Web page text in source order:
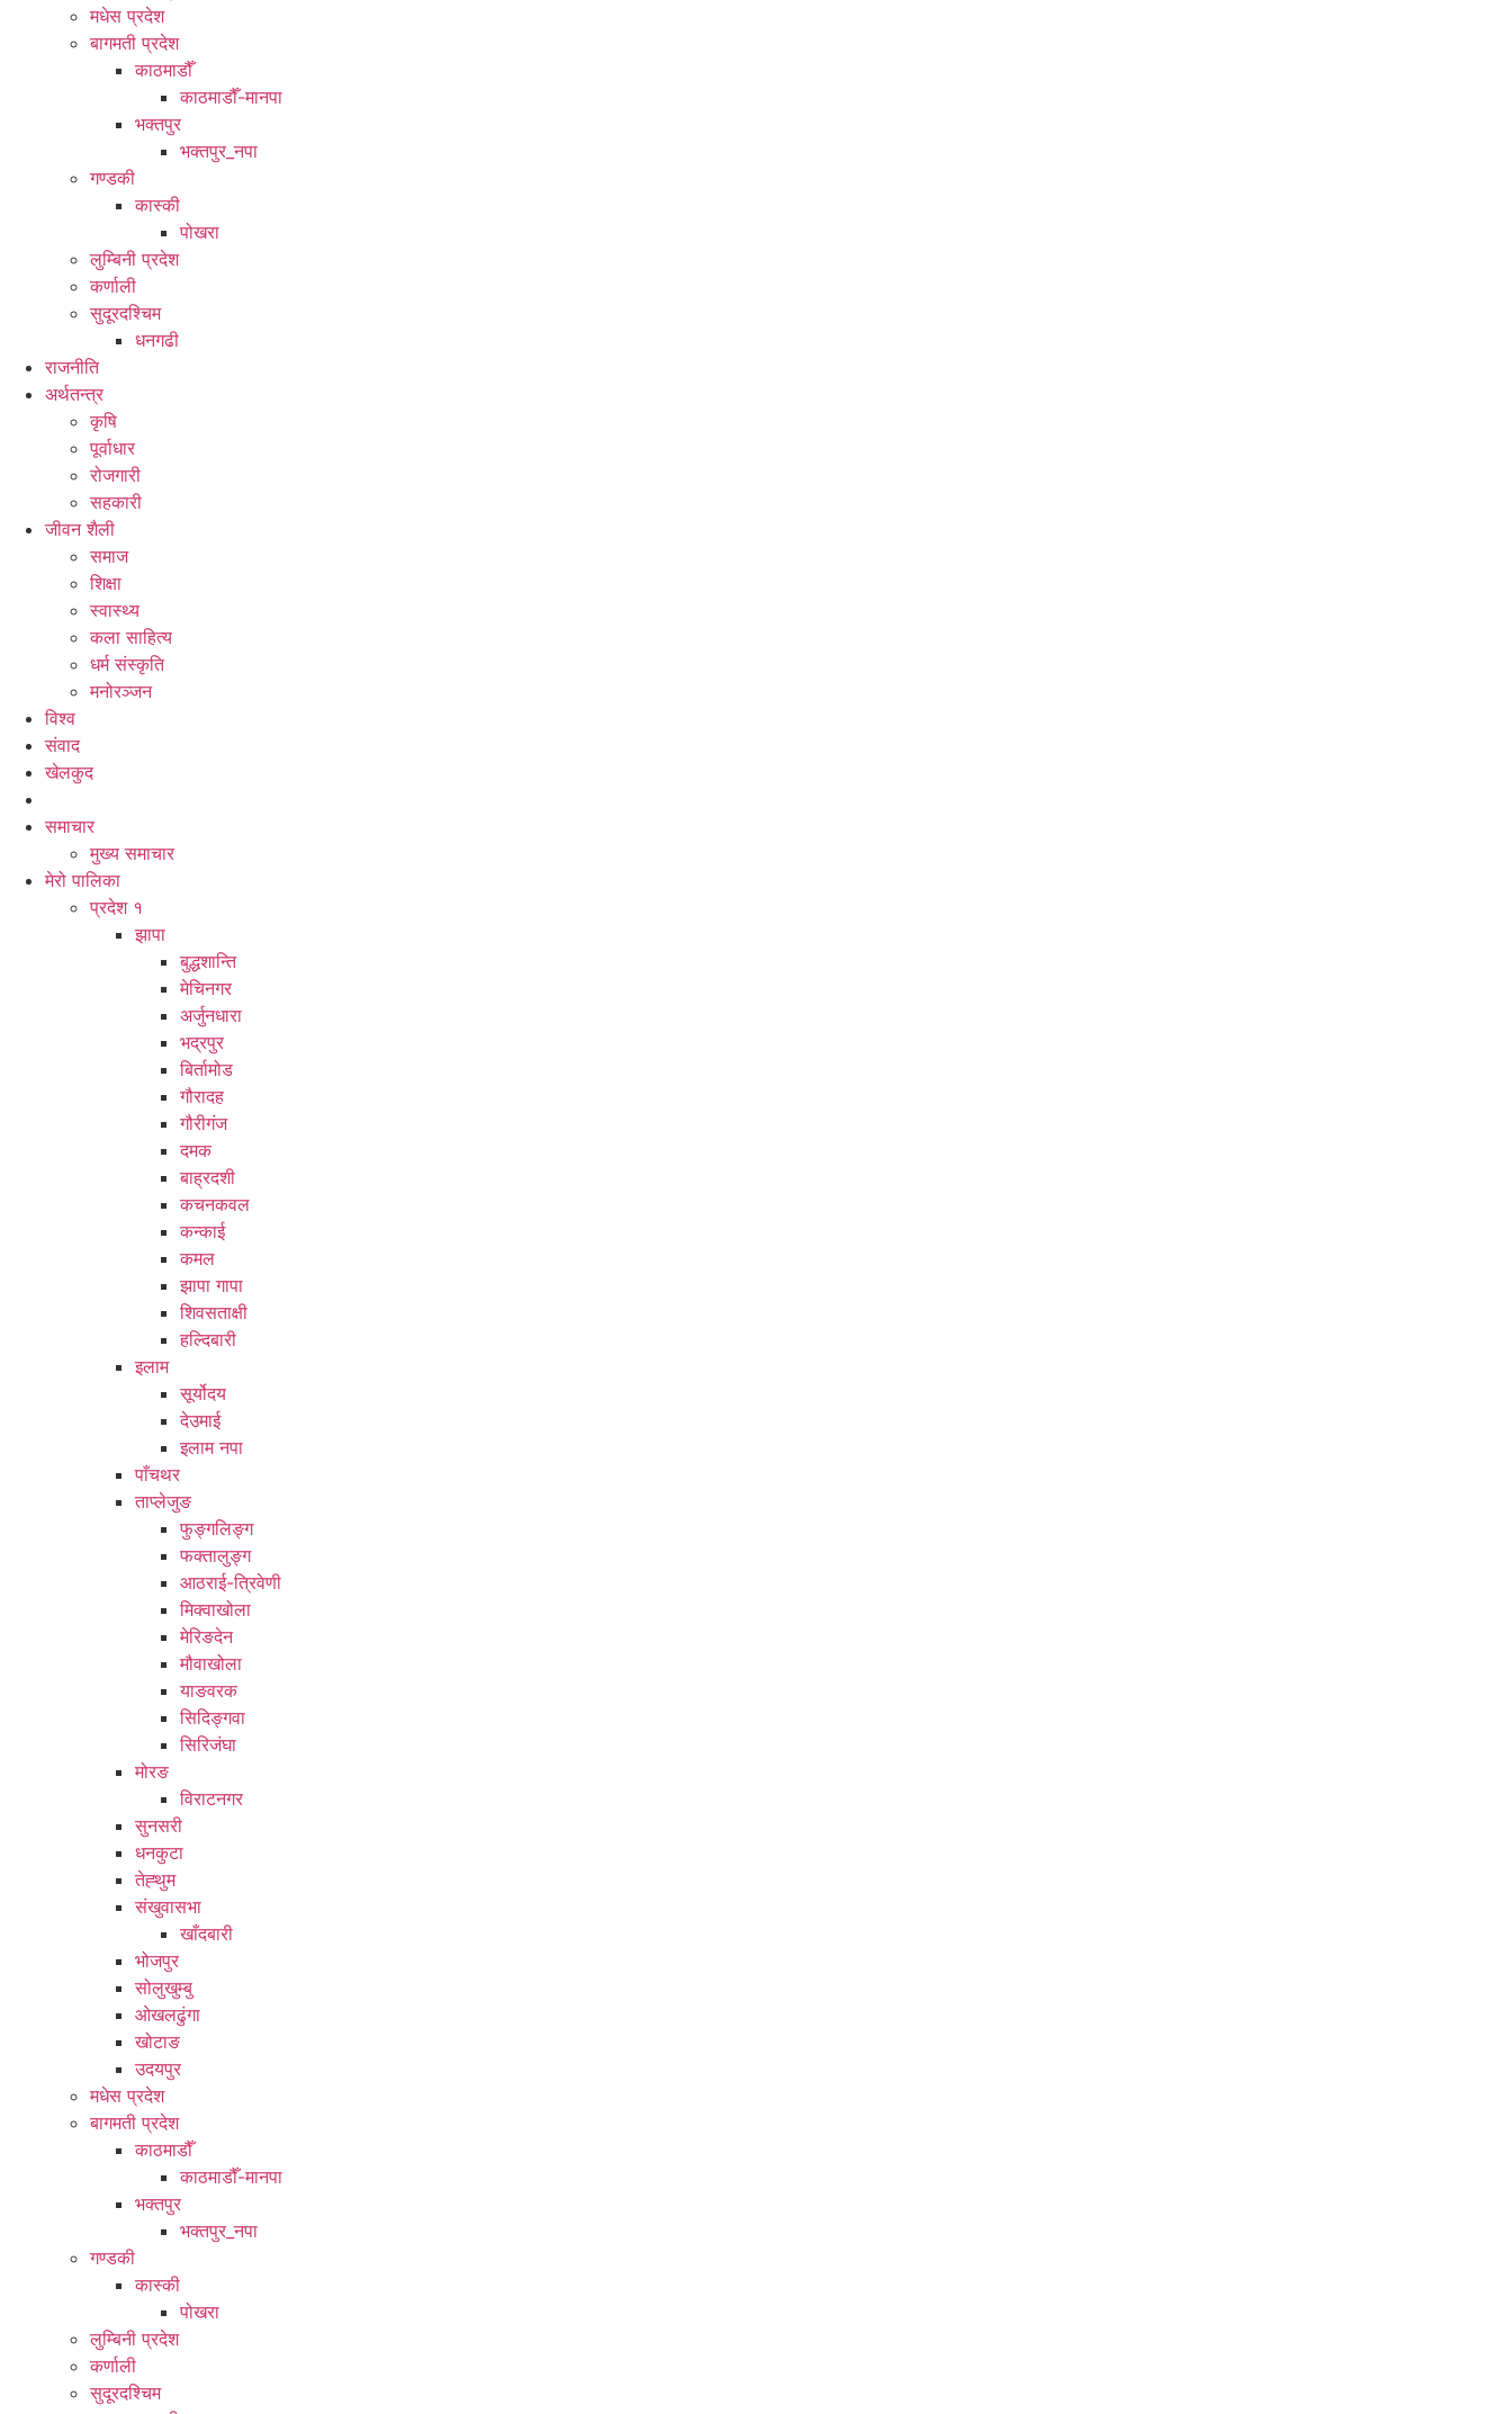
मधेस प्रदेश
बागमती प्रदेश
काठमाडौँ
काठमाडौँ-मानपा
भक्तपुर
भक्तपुर_नपा
गण्डकी
कास्की
पोखरा
लुम्बिनी प्रदेश
कर्णाली
सुदूरदश्चिम
धनगढी
राजनीति
अर्थतन्त्र
कृषि
पूर्वाधार
रोजगारी
सहकारी
जीवन शैली
समाज
शिक्षा
स्वास्थ्य
कला साहित्य
धर्म संस्कृति
मनोरञ्जन
विश्व
संवाद
खेलकुद
समाचार
मुख्य समाचार
मेरो पालिका
प्रदेश १
झापा
बुद्धशान्ति
मेचिनगर
अर्जुनधारा
भद्रपुर
बिर्तामोड
गौरादह
गौरीगंज
दमक
बाह्रदशी
कचनकवल
कन्काई
कमल
झापा गापा
शिवसताक्षी
हल्दिबारी
इलाम
सूर्योदय
देउमाई
इलाम नपा
पाँचथर
ताप्लेजुङ
फुङ्गलिङ्ग
फक्तालुङ्ग
आठराई-त्रिवेणी
मिक्वाखोला
मेरिङदेन
मौवाखोला
याङवरक
सिदिङ्गवा
सिरिजंघा
मोरङ
विराटनगर
सुनसरी
धनकुटा
तेह्थुम
संखुवासभा
खाँदबारी
भोजपुर
सोलुखुम्बु
ओखलढुंगा
खोटाङ
उदयपुर
मधेस प्रदेश
बागमती प्रदेश
काठमाडौँ
काठमाडौँ-मानपा
भक्तपुर
भक्तपुर_नपा
गण्डकी
कास्की
पोखरा
लुम्बिनी प्रदेश
कर्णाली
सुदूरदश्चिम